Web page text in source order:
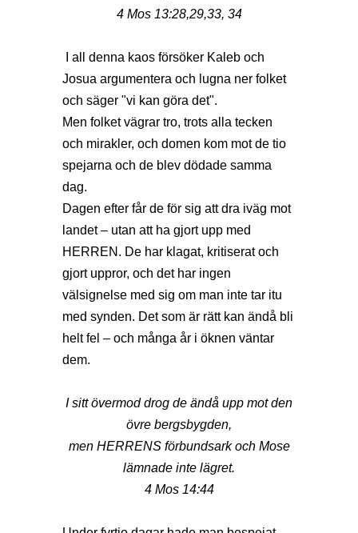
4 Mos 13:28,29,33, 34
I all denna kaos försöker Kaleb och
Josua argumentera och lugna ner folket
och säger "vi kan göra det".
Men folket vägrar tro, trots alla tecken
och mirakler, och domen kom mot de tio
spejarna och de blev dödade samma
dag.
Dagen efter får de för sig att dra iväg mot
landet – utan att ha gjort upp med
HERREN. De har klagat, kritiserat och
gjort uppror, och det har ingen
välsignelse med sig om man inte tar itu
med synden. Det som är rätt kan ändå bli
helt fel – och många år i öknen väntar
dem.
I sitt övermod drog de ändå upp mot den
övre bergsbygden,
men HERRENS förbundsark och Mose
lämnade inte lägret.
4 Mos 14:44